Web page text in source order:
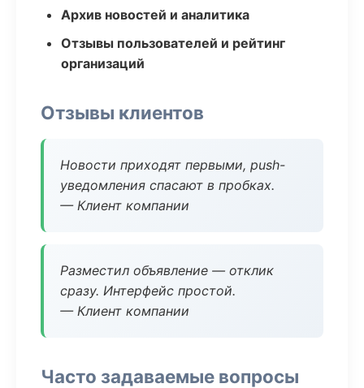
Архив новостей и аналитика
Отзывы пользователей и рейтинг
организаций
Отзывы клиентов
Новости приходят первыми, push-
уведомления спасают в пробках.
— Клиент компании
Разместил объявление — отклик
сразу. Интерфейс простой.
— Клиент компании
Часто задаваемые вопросы